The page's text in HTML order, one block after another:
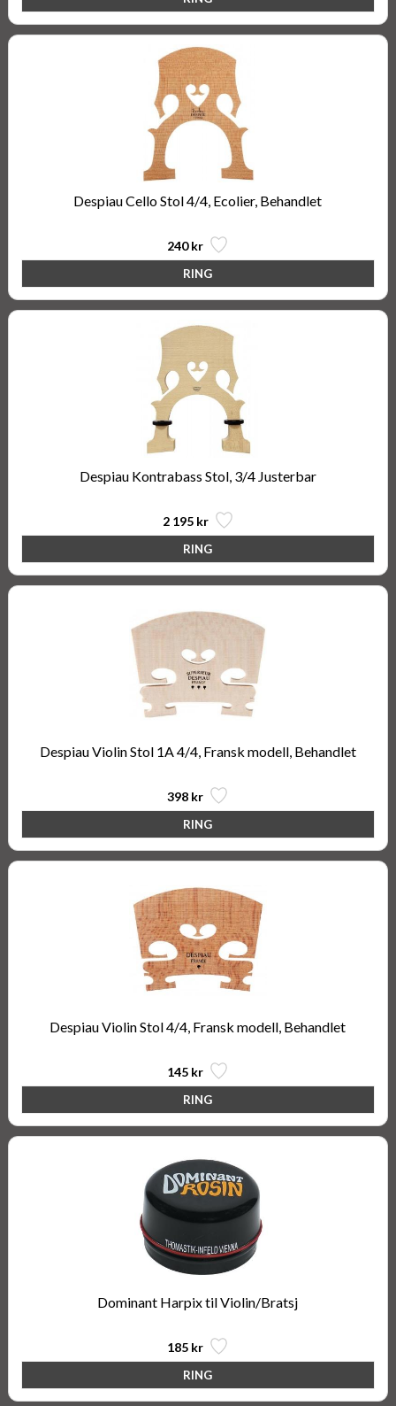
Despiau Cello Stol 4/4, Ecolier, Behandlet
240 kr
Despiau Kontrabass Stol, 3/4 Justerbar
2 195 kr
Despiau Violin Stol 1A 4/4, Fransk modell, Behandlet
398 kr
Despiau Violin Stol 4/4, Fransk modell, Behandlet
145 kr
Dominant Harpix til Violin/Bratsj
185 kr